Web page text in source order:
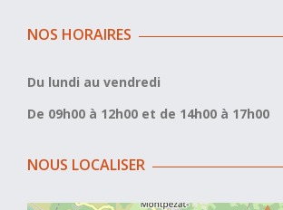
NOS HORAIRES
Du lundi au vendredi
De 09h00 à 12h00 et de 14h00 à 17h00
NOUS LOCALISER